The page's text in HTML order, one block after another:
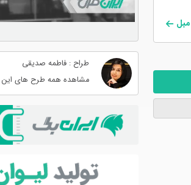
طراح : فاطمه صدیقی
مشاهده همه طرح های این